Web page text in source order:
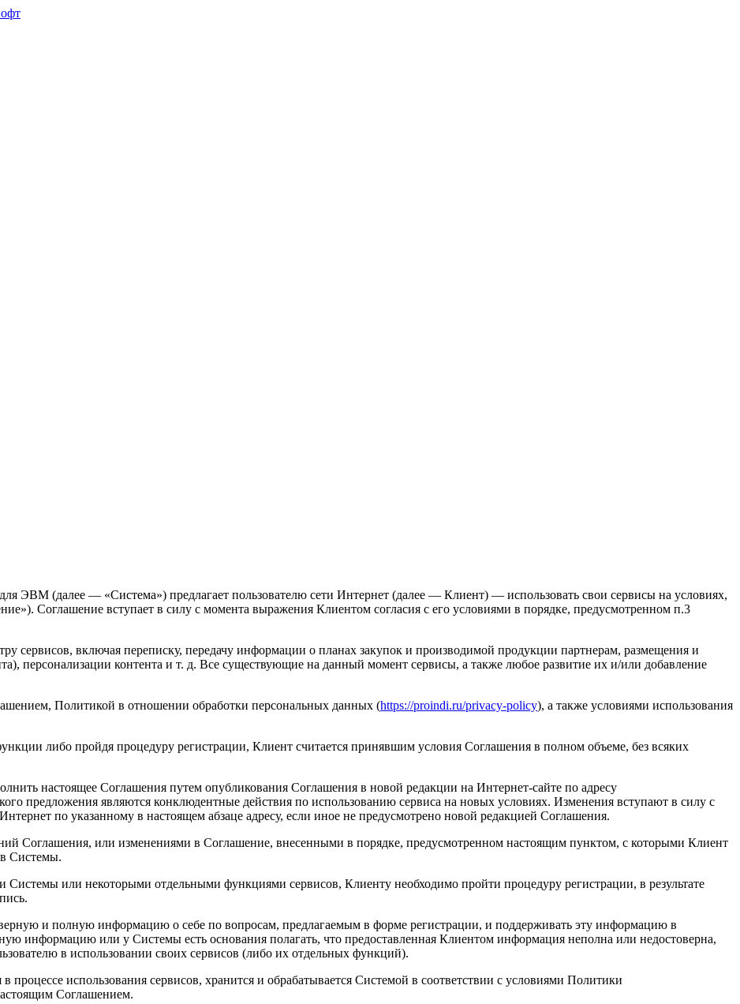
ЭВМ (далее — «Система») предлагает пользователю сети Интернет (далее — Клиент) — использовать свои сервисы на условиях,
Соглашение вступает в силу с момента выражения Клиентом согласия с его условиями в порядке, предусмотренном п.3
сервисов, включая переписку, передачу информации о планах закупок и производимой продукции партнерам, размещения и
персонализации контента и т. д. Все существующие на данный момент сервисы, а также любое развитие их и/или добавление
Политикой в отношении обработки персональных данных (https://proindi.ru/privacy-policy), а также условиями использования
либо пройдя процедуру регистрации, Клиент считается принявшим условия Соглашения в полном объеме, без всяких
настоящее Соглашения путем опубликования Соглашения в новой редакции на Интернет-сайте по адресу
предложения являются конклюдентные действия по использованию сервиса на новых условиях. Изменения вступают в силу с
по указанному в настоящем абзаце адресу, если иное не предусмотрено новой редакцией Соглашения.
Соглашения, или изменениями в Соглашение, внесенными в порядке, предусмотренном настоящим пунктом, с которыми Клиент
Системы.
Системы или некоторыми отдельными функциями сервисов, Клиенту необходимо пройти процедуру регистрации, в результате
и полную информацию о себе по вопросам, предлагаемым в форме регистрации, и поддерживать эту информацию в
информацию или у Системы есть основания полагать, что предоставленная Клиентом информация неполна или недостоверна,
в использовании своих сервисов (либо их отдельных функций).
процессе использования сервисов, хранится и обрабатывается Системой в соответствии с условиями Политики
Соглашением.